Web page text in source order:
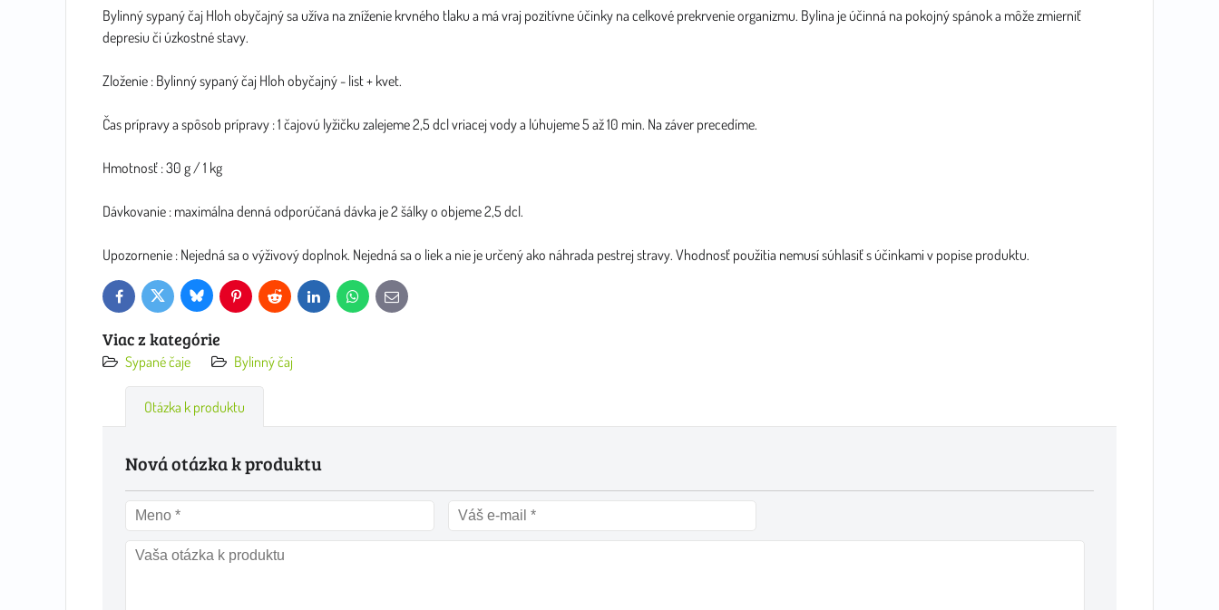
Bylinný sypaný čaj Hloh obyčajný sa užíva na zníženie krvného tlaku a má vraj pozitívne účinky na celkové prekrvenie organizmu. Bylina je účinná na pokojný spánok a môže zmierniť
depresiu či úzkostné stavy.
Zloženie : Bylinný sypaný čaj Hloh obyčajný - list + kvet.
Čas prípravy a spôsob prípravy : 1 čajovú lyžičku zalejeme 2,5 dcl vriacej vody a lúhujeme 5 až 10 min. Na záver precedíme.
Hmotnosť : 30 g / 1 kg
Dávkovanie : maximálna denná odporúčaná dávka je 2 šálky o objeme 2,5 dcl.
Upozornenie : Nejedná sa o výživový doplnok. Nejedná sa o liek a nie je určený ako náhrada pestrej stravy. Vhodnosť použitia nemusí súhlasiť s účinkami v popise produktu.
FacebookTwitter Bluesky PinterestReddit LinkedInWhatsApp
E-
mail
Viac z kategórie
Sypané čaje Bylinný čaj
Otázka k produktu
Nová otázka k produktu